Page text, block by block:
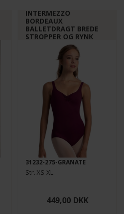
INTERMEZZO
BORDEAUX
BALLETDRAGT BREDE
STROPPER OG RYNK
31232-275-GRANATE
Str. XS-XL
449,00 DKK